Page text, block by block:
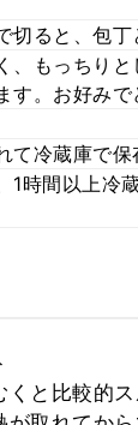
ると、包
、もっちり
。お好みで
冷蔵庫で保
1時間以上冷
と比較的